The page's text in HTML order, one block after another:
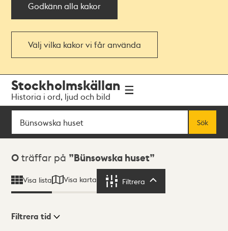
Godkänn alla kakor
Välj vilka kakor vi får använda
navigationen
huvudinnehållet
Stockholmskällan
Historia i ord, ljud och bild
Sök
Sök
Sökresultat
0 träffar på Bünsowska huset
Visa lista Visa karta Filtrera
Filtrera tid